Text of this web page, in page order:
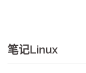
笔记Linux